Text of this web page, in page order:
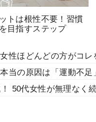
トは根性不要！習慣
目指すステップ
性ほどんどの方がコレ
当の原因は「運動不
50代女性が無理なく